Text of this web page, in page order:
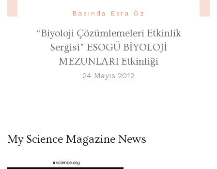
Basında Esra Öz
“Biyoloji Çözümlemeleri Etkinlik
Sergisi” ESOGÜ BİYOLOJİ
MEZUNLARI Etkinliği
24 Mayıs 2012
My Science Magazine News